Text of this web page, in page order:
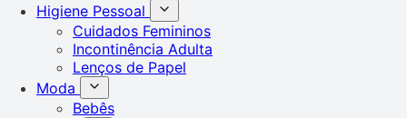
Higiene Pessoal
Cuidados Femininos
Incontinência Adulta
Lenços de Papel
Moda
Bebês